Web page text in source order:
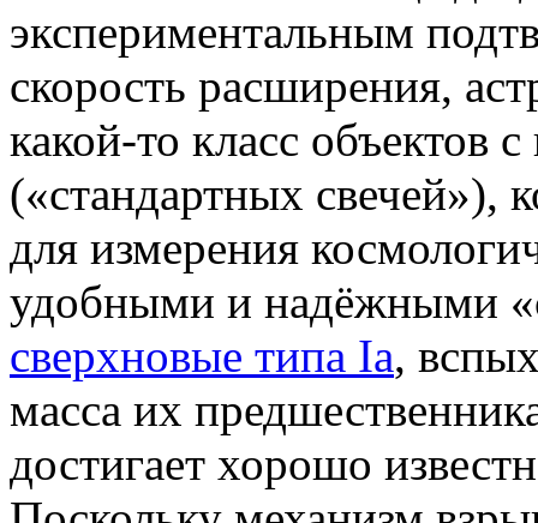
экспериментальным
скорость расширения,
какой-то класс объектов
(«стандартных свечей»),
для измерения
удобными и надёжными
сверхновые типа Iа,
масса их
достигает хорошо